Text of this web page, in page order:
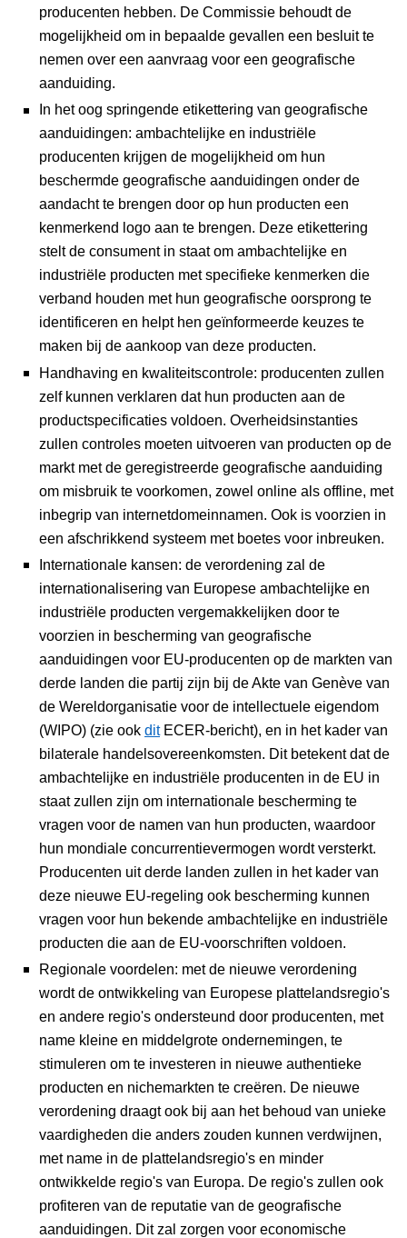
producenten hebben. De Commissie behoudt de
mogelijkheid om in bepaalde gevallen een besluit te
nemen over een aanvraag voor een geografische
aanduiding.
In het oog springende etikettering van geografische
aanduidingen: ambachtelijke en industriële
producenten krijgen de mogelijkheid om hun
beschermde geografische aanduidingen onder de
aandacht te brengen door op hun producten een
kenmerkend logo aan te brengen. Deze etikettering
stelt de consument in staat om ambachtelijke en
industriële producten met specifieke kenmerken die
verband houden met hun geografische oorsprong te
identificeren en helpt hen geïnformeerde keuzes te
maken bij de aankoop van deze producten.
Handhaving en kwaliteitscontrole: producenten zullen
zelf kunnen verklaren dat hun producten aan de
productspecificaties voldoen. Overheidsinstanties
zullen controles moeten uitvoeren van producten op de
markt met de geregistreerde geografische aanduiding
om misbruik te voorkomen, zowel online als offline, met
inbegrip van internetdomeinnamen. Ook is voorzien in
een afschrikkend systeem met boetes voor inbreuken.
Internationale kansen: de verordening zal de
internationalisering van Europese ambachtelijke en
industriële producten vergemakkelijken door te
voorzien in bescherming van geografische
aanduidingen voor EU-producenten op de markten van
derde landen die partij zijn bij de Akte van Genève van
de Wereldorganisatie voor de intellectuele eigendom
(WIPO) (zie ook ditECER-bericht), en in het kader van
bilaterale handelsovereenkomsten. Dit betekent dat de
ambachtelijke en industriële producenten in de EU in
staat zullen zijn om internationale bescherming te
vragen voor de namen van hun producten, waardoor
hun mondiale concurrentievermogen wordt versterkt.
Producenten uit derde landen zullen in het kader van
deze nieuwe EU-regeling ook bescherming kunnen
vragen voor hun bekende ambachtelijke en industriële
producten die aan de EU-voorschriften voldoen.
Regionale voordelen: met de nieuwe verordening
wordt de ontwikkeling van Europese plattelandsregio's
en andere regio's ondersteund door producenten, met
name kleine en middelgrote ondernemingen, te
stimuleren om te investeren in nieuwe authentieke
producten en nichemarkten te creëren. De nieuwe
verordening draagt ook bij aan het behoud van unieke
vaardigheden die anders zouden kunnen verdwijnen,
met name in de plattelandsregio's en minder
ontwikkelde regio's van Europa. De regio's zullen ook
profiteren van de reputatie van de geografische
aanduidingen. Dit zal zorgen voor economische